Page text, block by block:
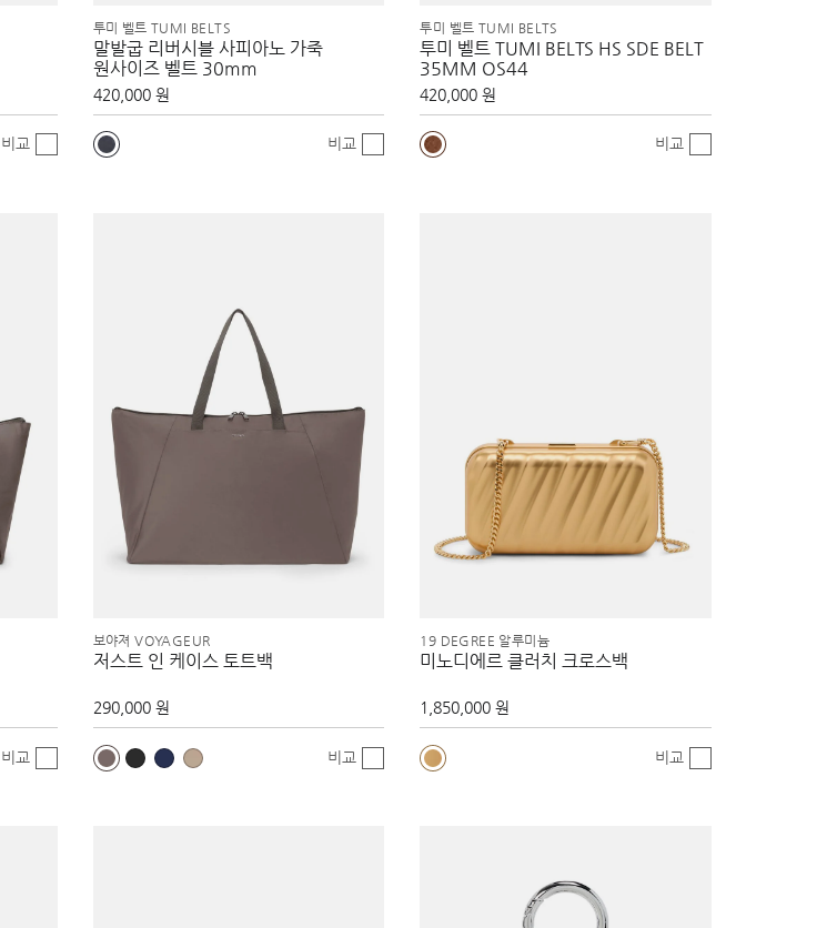
비교
투미 벨트 TUMI BELTS
말발굽 리버시블 사피아노 가죽
원사이즈 벨트 30mm
420,000 원
비교
투미 벨트 TUMI BELTS
투미 벨트 TUMI BELTS HS SDE BELT
35MM OS44
420,000 원
비교
비교
보야져 VOYAGEUR
저스트 인 케이스 토트백
290,000 원
비교
19 DEGREE 알루미늄
미노디에르 클러치 크로스백
1,850,000 원
비교